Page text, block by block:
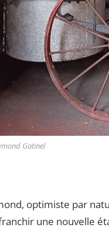
Gatinel
optimiste par
une nouvelle